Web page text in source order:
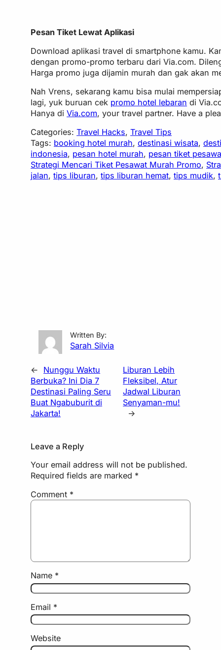
Pesan Tiket Lewat Aplikasi
Download aplikasi travel di smartphone kamu.
dengan promo-promo terbaru dari Via.com.
Harga promo juga dijamin murah dan gak akan
Nah Vrens, sekarang kamu bisa mulai
lagi, yuk buruan cek promo hotel lebaran di
Hanya diVia.com, your travel partner. Have a
Categories:Travel Hacks, Travel Tips
Tags: booking hotel murah, destinasi wisata,
indonesia, pesan hotel murah, pesan tiket
Strategi Mencari Tiket Pesawat Murah Promo,
jalan, tips liburan, tips liburan hemat, tips mudik,
Written By:
Sarah Silvia
←
Nunggu Waktu
Berbuka? Ini Dia 7
Destinasi Paling Seru
Buat Ngabuburit di
Jakarta!
Liburan Lebih
Fleksibel, Atur
Jadwal Liburan
Senyaman-mu!
→
Leave a Reply
Your email address will not be published.
Required fields are marked *
Comment *
Name *
Email *
Website